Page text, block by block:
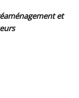
et